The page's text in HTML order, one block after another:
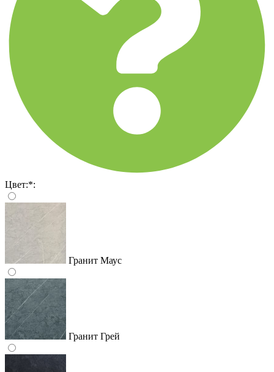
Цвет:*:
Гранит Маус
Гранит Грей